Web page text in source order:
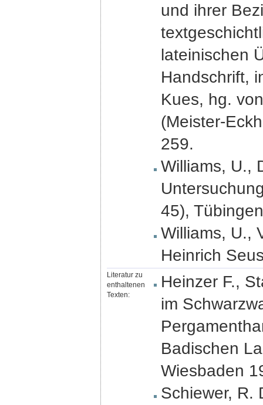
und ihrer
lateinischen
Handschrift,
Kues, hg.
(Meister-
259.
Williams, U.,
45),
Williams, U.,
Heinrich
Literatur zu
enthaltenen
Texten:
Heinzer F.,
im
Badischen
Wiesbaden
Schiewer, R.